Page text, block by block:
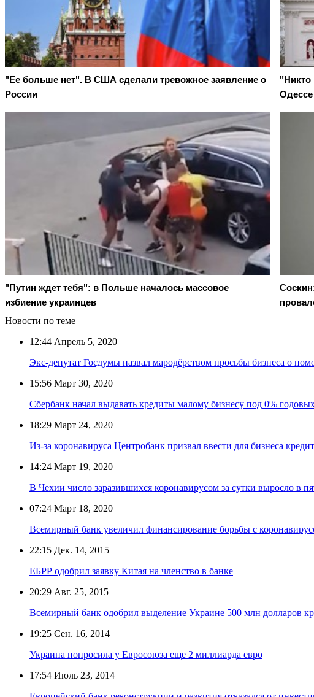
"Ее больше нет". В США сделали тревожное заявление о
России
"Никто
Одессе
"Путин ждет тебя": в Польше началось массовое
избиение украинцев
Новости по теме
12:44 Апрель 5, 2020
Экс-депутат Госдумы назвал мародёрством просьбы бизнеса о
15:56 Март 30, 2020
Сбербанк начал выдавать кредиты малому бизнесу под 0%
18:29 Март 24, 2020
Из-за коронавируса Центробанк призвал ввести для бизнеса
14:24 Март 19, 2020
В Чехии число заразившихся коронавирусом за сутки выросло в
07:24 Март 18, 2020
Всемирный банк увеличил финансирование борьбы с
22:15 Дек. 14, 2015
ЕБРР одобрил заявку Китая на членство в банке
20:29 Авг. 25, 2015
Всемирный банк одобрил выделение Украине 500 млн долларов
19:25 Сен. 16, 2014
Украина попросила у Евросоюза еще 2 миллиарда евро
17:54 Июль 23, 2014